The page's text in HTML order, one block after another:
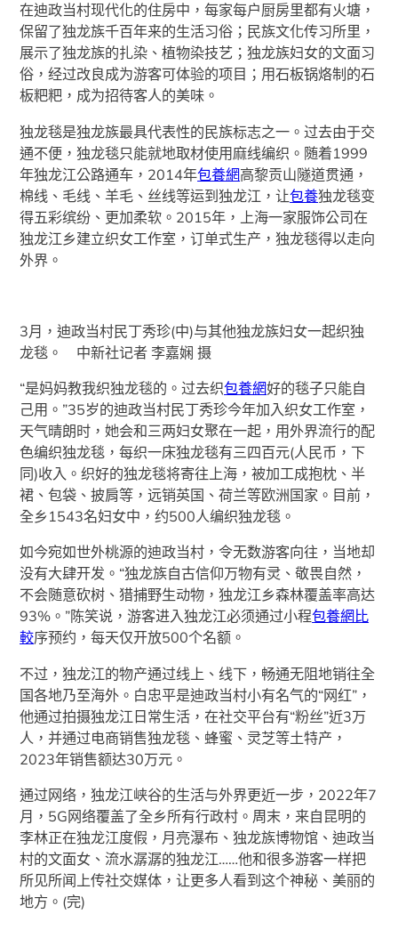
在迪政当村现代化的住房中，每家每户厨房里都有火塘，
保留了独龙族千百年来的生活习俗；民族文化传习所里，
展示了独龙族的扎染、植物染技艺；独龙族妇女的文面习
俗，经过改良成为游客可体验的项目；用石板锅烙制的石
板粑粑，成为招待客人的美味。
独龙毯是独龙族最具代表性的民族标志之一。过去由于交
通不便，独龙毯只能就地取材使用麻线编织。随着1999
年独龙江公路通车，2014年包養網高黎贡山隧道贯通，
棉线、毛线、羊毛、丝线等运到独龙江，让包養独龙毯变
得五彩缤纷、更加柔软。2015年，上海一家服饰公司在
独龙江乡建立织女工作室，订单式生产，独龙毯得以走向
外界。
3月，迪政当村民丁秀珍(中)与其他独龙族妇女一起织独
龙毯。 中新社记者 李嘉娴 摄
“是妈妈教我织独龙毯的。过去织包養網好的毯子只能自
己用。”35岁的迪政当村民丁秀珍今年加入织女工作室，
天气晴朗时，她会和三两妇女聚在一起，用外界流行的配
色编织独龙毯，每织一床独龙毯有三四百元(人民币，下
同)收入。织好的独龙毯将寄往上海，被加工成抱枕、半
裙、包袋、披肩等，远销英国、荷兰等欧洲国家。目前，
全乡1543名妇女中，约500人编织独龙毯。
如今宛如世外桃源的迪政当村，令无数游客向往，当地却
没有大肆开发。“独龙族自古信仰万物有灵、敬畏自然，
不会随意砍树、猎捕野生动物，独龙江乡森林覆盖率高达
93%。”陈笑说，游客进入独龙江必须通过小程包養網比
較序预约，每天仅开放500个名额。
不过，独龙江的物产通过线上、线下，畅通无阻地销往全
国各地乃至海外。白忠平是迪政当村小有名气的“网红”，
他通过拍摄独龙江日常生活，在社交平台有“粉丝”近3万
人，并通过电商销售独龙毯、蜂蜜、灵芝等土特产，
2023年销售额达30万元。
通过网络，独龙江峡谷的生活与外界更近一步，2022年7
月，5G网络覆盖了全乡所有行政村。周末，来自昆明的
李林正在独龙江度假，月亮瀑布、独龙族博物馆、迪政当
村的文面女、流水潺潺的独龙江……他和很多游客一样把
所见所闻上传社交媒体，让更多人看到这个神秘、美丽的
地方。(完)